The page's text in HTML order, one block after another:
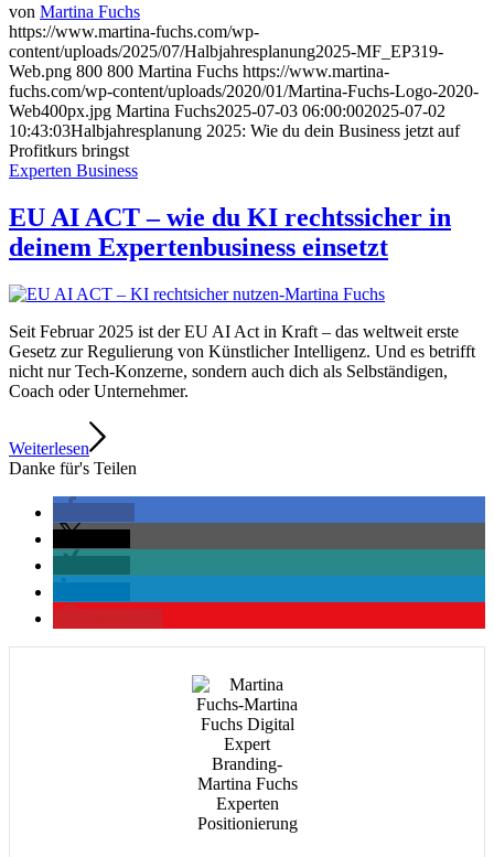
von Martina Fuchs
https://www.martina-fuchs.com/wp-
content/uploads/2025/07/Halbjahresplanung2025-MF_EP319-
Web.png 800 800 Martina Fuchs https://www.martina-
fuchs.com/wp-content/uploads/2020/01/Martina-Fuchs-Logo-2020-
Web400px.jpg Martina Fuchs2025-07-03 06:00:002025-07-02
10:43:03Halbjahresplanung 2025: Wie du dein Business jetzt auf
Profitkurs bringst
Experten Business
EU AI ACT – wie du KI rechtssicher in
deinem Expertenbusiness einsetzt
Seit Februar 2025 ist der EU AI Act in Kraft – das weltweit erste
Gesetz zur Regulierung von Künstlicher Intelligenz. Und es betrifft
nicht nur Tech-Konzerne, sondern auch dich als Selbständigen,
Coach oder Unternehmer.
Weiterlesen
Danke für's Teilen